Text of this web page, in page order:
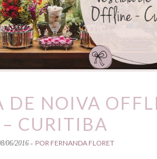
DE NOIVA
– CURITIBA
06/2016 - POR FERNANDA FLORET